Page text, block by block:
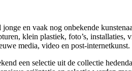
en vaak nog onbekende
klein plastiek, foto’s,
media, video en post-internetkunst.
een selectie uit de collectie